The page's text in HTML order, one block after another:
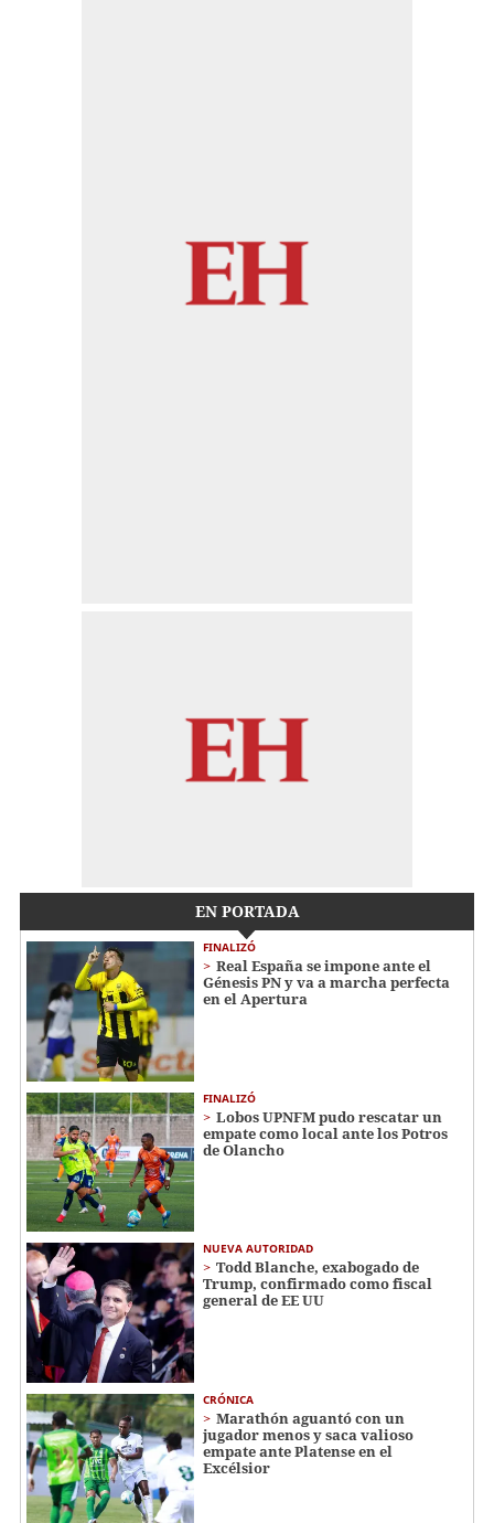
EN PORTADA
FINALIZÓ
Real España se impone ante el
Génesis PN y va a marcha perfecta
en el Apertura
FINALIZÓ
Lobos UPNFM pudo rescatar un
empate como local ante los Potros
de Olancho
NUEVA AUTORIDAD
Todd Blanche, exabogado de
Trump, confirmado como fiscal
general de EE UU
CRÓNICA
Marathón aguantó con un
jugador menos y saca valioso
empate ante Platense en el
Excélsior